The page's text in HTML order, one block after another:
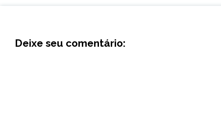
Deixe seu comentário: